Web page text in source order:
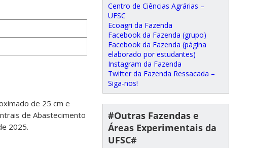
de 25 cm e
de Abastecimento
2025.
Centro de Ciências Agrárias –
UFSC
Ecoagri da Fazenda
Facebook da Fazenda (grupo)
Facebook da Fazenda (página
elaborado por estudantes)
Instagram da Fazenda
Twitter da Fazenda Ressacada –
Siga-nos!
#Outras Fazendas e
Áreas Experimentais da
UFSC#